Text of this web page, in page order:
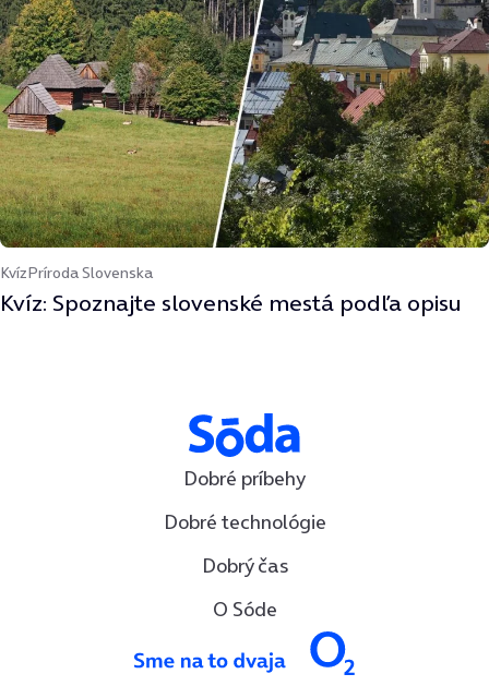
KvízPríroda Slovenska
Kvíz: Spoznajte slovenské mestá podľa opisu
Dobré príbehy
Dobré technológie
Dobrý čas
O Sóde